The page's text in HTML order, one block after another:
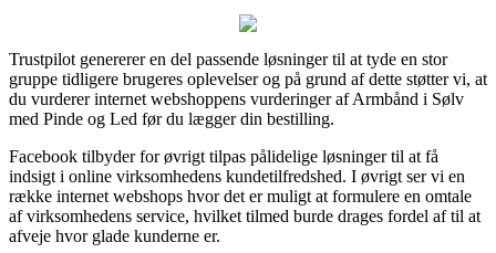
Trustpilot genererer en del passende løsninger til at tyde en stor
gruppe tidligere brugeres oplevelser og på grund af dette støtter vi, at
du vurderer internet webshoppens vurderinger af Armbånd i Sølv
med Pinde og Led før du lægger din bestilling.
Facebook tilbyder for øvrigt tilpas pålidelige løsninger til at få
indsigt i online virksomhedens kundetilfredshed. I øvrigt ser vi en
række internet webshops hvor det er muligt at formulere en omtale
af virksomhedens service, hvilket tilmed burde drages fordel af til at
afveje hvor glade kunderne er.